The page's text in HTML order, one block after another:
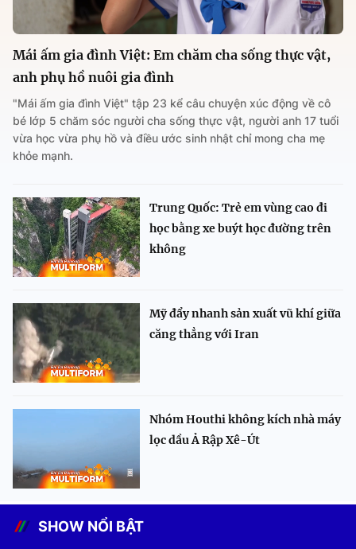
Mái ấm gia đình Việt: Em chăm cha sống thực vật,
anh phụ hồ nuôi gia đình
"Mái ấm gia đình Việt" tập 23 kể câu chuyện xúc động về cô
bé lớp 5 chăm sóc người cha sống thực vật, người anh 17 tuổi
vừa học vừa phụ hồ và điều ước sinh nhật chỉ mong cha mẹ
khỏe mạnh.
Trung Quốc: Trẻ em vùng cao đi
học bằng xe buýt học đường trên
không
Mỹ đẩy nhanh sản xuất vũ khí giữa
căng thẳng với Iran
Nhóm Houthi không kích nhà máy
lọc dầu Ả Rập Xê-Út
SHOW NỔI BẬT